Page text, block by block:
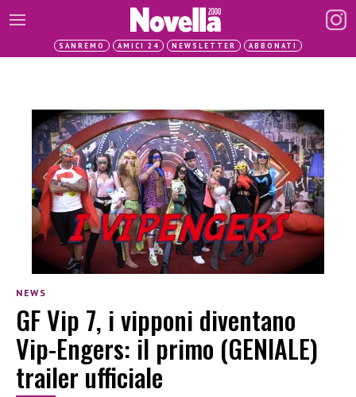
SANREMO AMICI 24 NEWSLETTER ABBONATI
NEWS
GF Vip 7, i vipponi diventano
Vip-Engers: il primo (GENIALE)
trailer ufficiale